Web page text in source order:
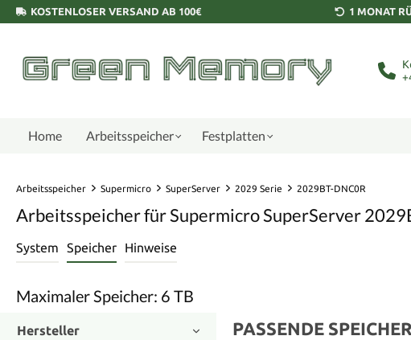
KOSTENLOSER VERSAND AB 100€ 1 MONAT
Home Arbeitsspeicher Festplatten
Arbeitsspeicher Supermicro SuperServer 2029 Serie 2029BT-DNC0R
Arbeitsspeicher für Supermicro SuperServer
System Speicher Hinweise
Maximaler Speicher: 6 TB
Hersteller PASSENDE